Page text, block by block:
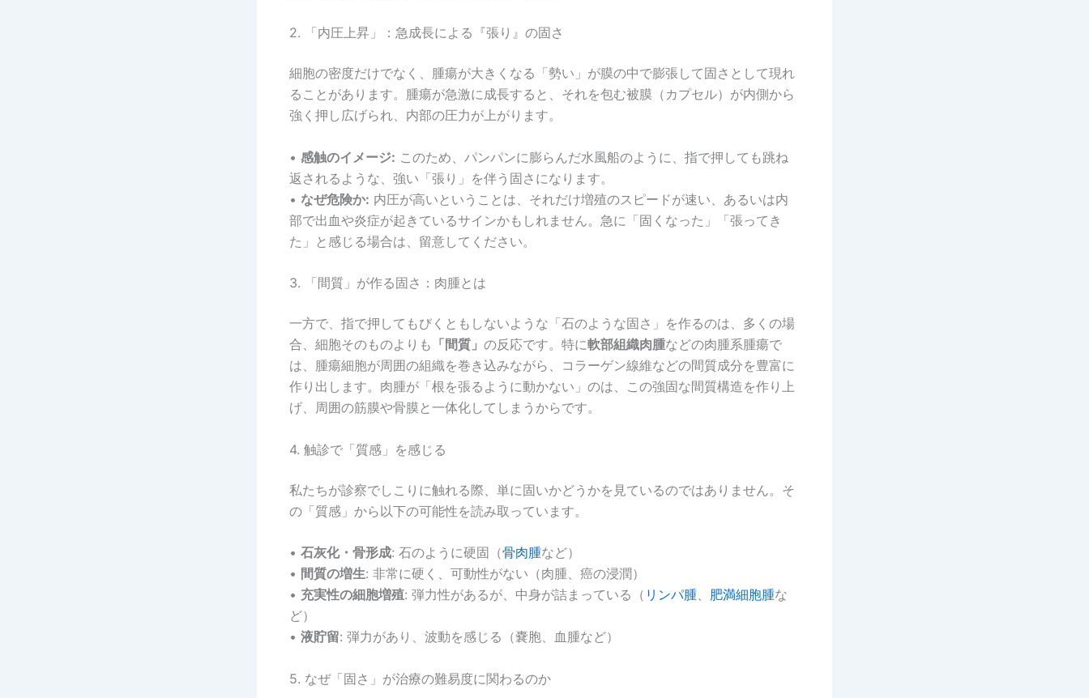
2. 「内圧上昇」：急成長による『張り』の固さ
細胞の密度だけでなく、腫瘍が大きくなる「勢い」が膜の中で膨張して固さとして現れ
ることがあります。腫瘍が急激に成長すると、それを包む被膜（カプセル）が内側から
強く押し広げられ、内部の圧力が上がります。
• 感触のイメージ: このため、パンパンに膨らんだ水風船のように、指で押しても跳ね
返されるような、強い「張り」を伴う固さになります。
• なぜ危険か: 内圧が高いということは、それだけ増殖のスピードが速い、あるいは内
部で出血や炎症が起きているサインかもしれません。急に「固くなった」「張ってき
た」と感じる場合は、留意してください。
3. 「間質」が作る固さ：肉腫とは
一方で、指で押してもびくともしないような「石のような固さ」を作るのは、多くの場
合、細胞そのものよりも 「間質」 の反応です。特に軟部組織肉腫などの肉腫系腫瘍で
は、腫瘍細胞が周囲の組織を巻き込みながら、コラーゲン線維などの間質成分を豊富に
作り出します。肉腫が「根を張るように動かない」のは、この強固な間質構造を作り上
げ、周囲の筋膜や骨膜と一体化してしまうからです。
4. 触診で「質感」を感じる
私たちが診察でしこりに触れる際、単に固いかどうかを見ているのではありません。そ
の「質感」から以下の可能性を読み取っています。
• 石灰化・骨形成: 石のように硬固（骨肉腫など）
• 間質の増生: 非常に硬く、可動性がない（肉腫、癌の浸潤）
• 充実性の細胞増殖: 弾力性があるが、中身が詰まっている（ リンパ腫、 肥満細胞腫な
ど）
• 液貯留: 弾力があり、波動を感じる（嚢胞、血腫など）
5. なぜ「固さ」が治療の難易度に関わるのか